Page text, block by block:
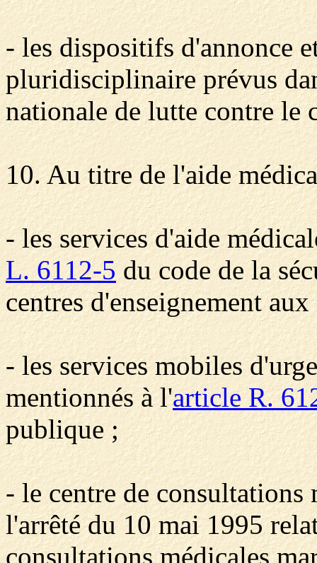
- les dispositifs d'annonce
pluridisciplinaire prévus
nationale de lutte contre le
10. Au titre de l'aide
- les services d'aide
L. 6112-5du code de la
centres d'enseignement
- les services mobiles
mentionnés à l'article R.
publique ;
- le centre de consultations
l'arrêté du 10 mai 1995
consultations médicales